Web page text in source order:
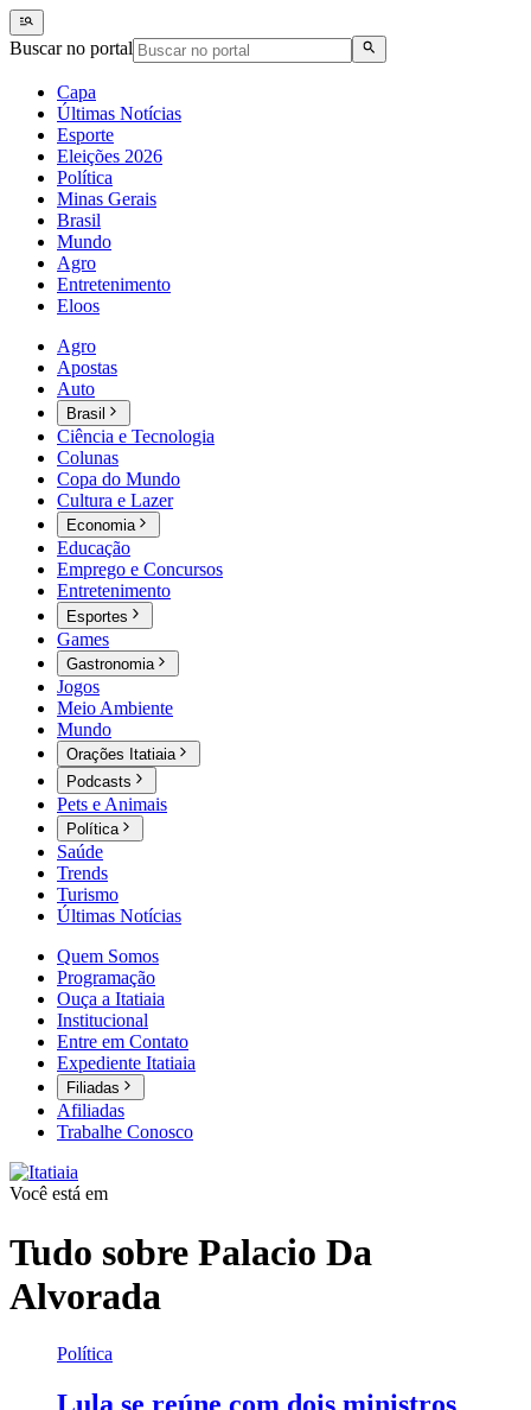
Buscar no portal
Capa
Últimas Notícias
Esporte
Eleições 2026
Política
Minas Gerais
Brasil
Mundo
Agro
Entretenimento
Eloos
Agro
Apostas
Auto
Brasil
Ciência e Tecnologia
Colunas
Copa do Mundo
Cultura e Lazer
Economia
Educação
Emprego e Concursos
Entretenimento
Esportes
Games
Gastronomia
Jogos
Meio Ambiente
Mundo
Orações Itatiaia
Podcasts
Pets e Animais
Política
Saúde
Trends
Turismo
Últimas Notícias
Quem Somos
Programação
Ouça a Itatiaia
Institucional
Entre em Contato
Expediente Itatiaia
Filiadas
Afiliadas
Trabalhe Conosco
Você está em
Tudo sobre Palacio Da
Alvorada
Política